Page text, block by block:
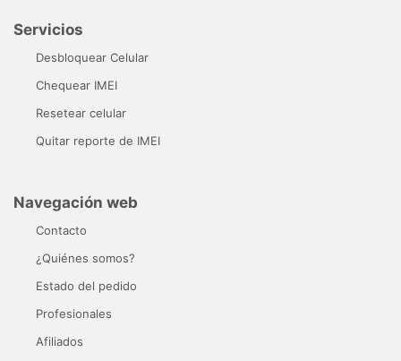
Servicios
Desbloquear Celular
Chequear IMEI
Resetear celular
Quitar reporte de IMEI
Navegación web
Contacto
¿Quiénes somos?
Estado del pedido
Profesionales
Afiliados